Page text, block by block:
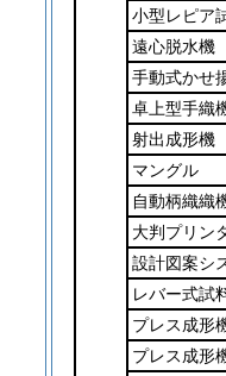
小型レピア
遠心脱水機
手動式かせ
卓上型手織
射出成形機
マングル
自動柄織織
大判プリン
設計図案シ
レバー式試
プレス成形
プレス成形